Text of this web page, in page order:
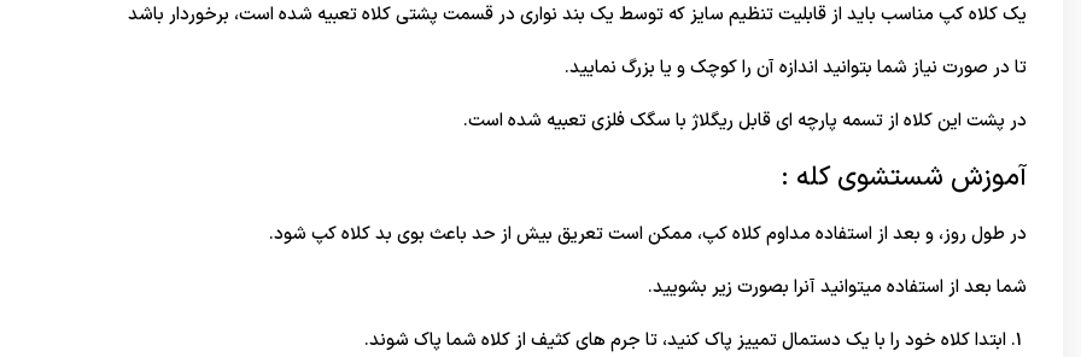
یک کلاه کپ مناسب باید از قابلیت تنظیم سایز که توسط یک بند نواری در قسمت پشتی کلاه تعبیه شده است، برخوردار باشد
تا در صورت نیاز شما بتوانید اندازه آن را کوچک و یا بزرگ نمایید.
در پشت این کلاه از تسمه پارچه ای قابل ریگلاژ با سگک فلزی تعبیه شده است.
آموزش شستشوی کله :
در طول روز، و بعد از استفاده مداوم کلاه کپ، ممکن است تعریق بیش از حد باعث بوی بد کلاه کپ شود.
شما بعد از استفاده میتوانید آنرا بصورت زیر بشویید.
ابتدا کلاه خود را با یک دستمال تمییز پاک کنید، تا جرم های کثیف از کلاه شما پاک شوند.